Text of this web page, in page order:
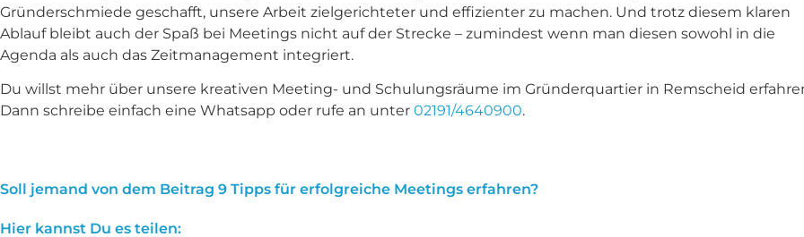
Gründerschmiede geschafft, unsere Arbeit zielgerichteter und effizienter zu machen. Und trotz diesem klaren
Ablauf bleibt auch der Spaß bei Meetings nicht auf der Strecke – zumindest wenn man diesen sowohl in die
Agenda als auch das Zeitmanagement integriert.
Du willst mehr über unsere kreativen Meeting- und Schulungsräume im Gründerquartier in Remscheid
Dann schreibe einfach eine Whatsapp oder rufe an unter 02191/4640900.
Soll jemand von dem Beitrag 9 Tipps für erfolgreiche Meetings erfahren?
Hier kannst Du es teilen: